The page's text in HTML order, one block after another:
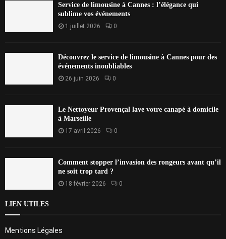
Service de limousine à Cannes : l’élégance qui
sublime vos événements
1 juillet 2026 0
Découvrez le service de limousine à Cannes pour des
événements inoubliables
26 juin 2026 0
Le Nettoyeur Provençal lave votre canapé à domicile
à Marseille
17 avril 2026 0
Comment stopper l’invasion des rongeurs avant qu’il
ne soit trop tard ?
18 février 2026 0
LIEN UTILES
Mentions Légales